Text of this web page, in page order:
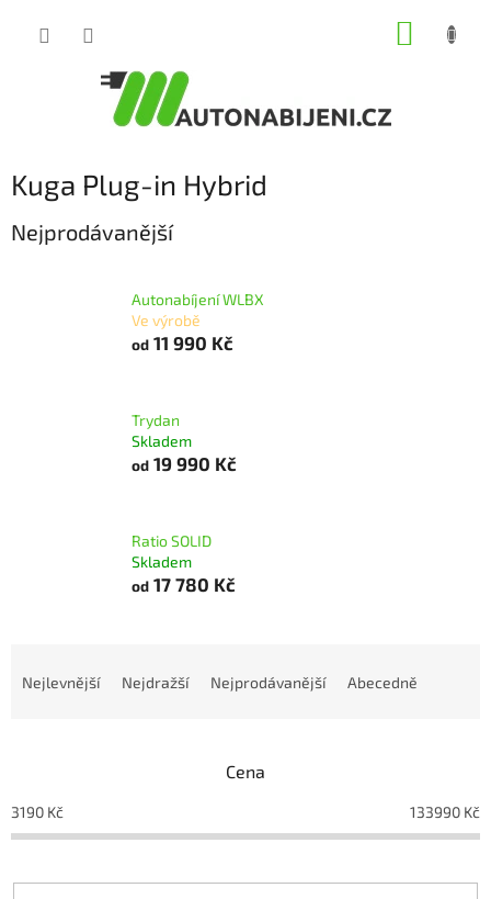
Kuga Plug-in Hybrid
Nejprodávanější
Autonabíjení WLBX
Ve výrobě
od 11 990 Kč
Trydan
Skladem
od 19 990 Kč
Ratio SOLID
Skladem
od 17 780 Kč
p
r
Nejlevnější Nejdražší Nejprodávanější Abecedně
Cena
3190 Kč 133990 Kč